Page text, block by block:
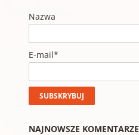
Nazwa
E-mail*
NAJNOWSZE KOMENTARZE